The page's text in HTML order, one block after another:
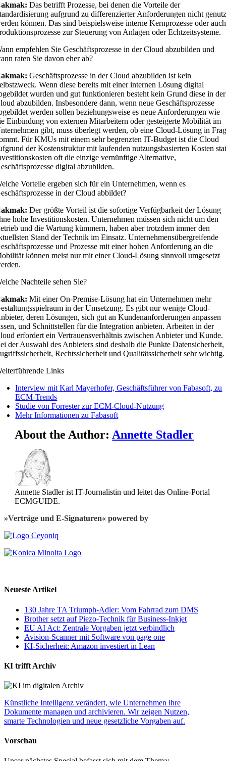
Das betrifft Prozesse, bei denen die Vorteile der
aufgrund zu differenzierter Anforderungen nicht
können. Das sind beispielsweise interne Kernprozesse oder auch
zur Steuerung von Anlagen oder Echtzeitsysteme.
empfehlen Sie Geschäftsprozesse in der Cloud abzubilden und
raten Sie davon eher ab?
Geschäftsprozesse in der Cloud abzubilden ist kein
Wenn diese bereits mit einer internen Lösung digital
wurden und gut funktionieren besteht kein Grund diese in der
abzubilden. Insbesondere dann, wenn neue Geschäftsprozesse
werden sollen beziehungsweise es neue Anforderungen wie
Einbindung von externen Mitarbeitern oder gesteigerte Mobilität im
gibt, muss überlegt werden, ob eine Cloud-Lösung in
Für KMUs mit einem sehr begrenzten IT-Budget ist die Cloud
der Kostenstruktur mit laufenden nutzungsbasierten Kosten
oft die einzige vernünftige Alternative,
digital abzubilden.
Vorteile ergeben sich für ein Unternehmen, wenn es
in der Cloud abbildet?
Der größte Vorteil ist die sofortige Verfügbarkeit der Lösung
hohe Investitionskosten. Unternehmen müssen sich nicht um den
und die Wartung kümmern, haben aber trotzdem immer den
Stand der Technik im Einsatz. Unternehmensübergreifende
und Prozesse mit einer hohen Anforderung an die
können meist nur mit einer Cloud-Lösung sinnvoll umgesetzt
Nachteile sehen Sie?
Mit einer On-Premise-Lösung hat ein Unternehmen mehr
in der Umsetzung. Es gibt nur wenige Cloud-
deren Lösungen, sich gut an Kundenanforderungen anpassen
und Schnittstellen für die Integration anbieten. Arbeiten in der
erfordert ein Vertrauensverhältnis zwischen Anbieter und Kunde.
der Auswahl des Anbieters sind deshalb die Punkte Datensicherheit,
Rechtssicherheit und Qualitätssicherheit sehr wichtig.
Links
Interview mit Karl Mayerhofer, Geschäftsführer von Fabasoft, zu
ECM-Trends
Studie von Forrester zur ECM-Cloud-Nutzung
Mehr Informationen zu Fabasoft
About the Author: Annette Stadler
Annette Stadler ist IT-Journalistin und leitet das Online-Portal
ECMGUIDE.
»Verträge und E-Signaturen« powered by
Neueste Artikel
130 Jahre TA Triumph-Adler: Vom Fahrrad zum DMS
Brother setzt auf Piezo-Technik für Business-Inkjet
EU AI Act: Zentrale Vorgaben jetzt verbindlich
Avision-Scanner mit Software von page one
KI-Sicherheit: Amazon investiert in Lean
KI trifft Archiv
Künstliche Intelligenz verändert, wie Unternehmen ihre
Dokumente managen und archivieren. Wir zeigen Nutzen,
smarte Technologien und neue gesetzliche Vorgaben auf.
Vorschau